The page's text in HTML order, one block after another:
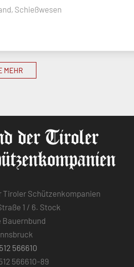
Schießwesen
MEHR
Tiroler Schützenkompanien
1 / 6. Stock
Bauernbund
566610
566610-89